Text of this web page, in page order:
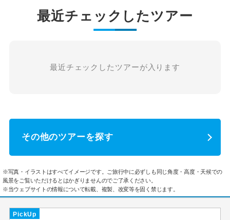
最近チェックしたツアー
最近チェックしたツアーが入ります
その他のツアーを探す
※写真・イラストはすべてイメージです。ご旅行中に必ずしも同じ角度・高度・天候での
風景をご覧いただけるとはかぎりませんのでご了承ください。
※当ウェブサイトの情報について転載、複製、改変等を固く禁じます。
PickUp